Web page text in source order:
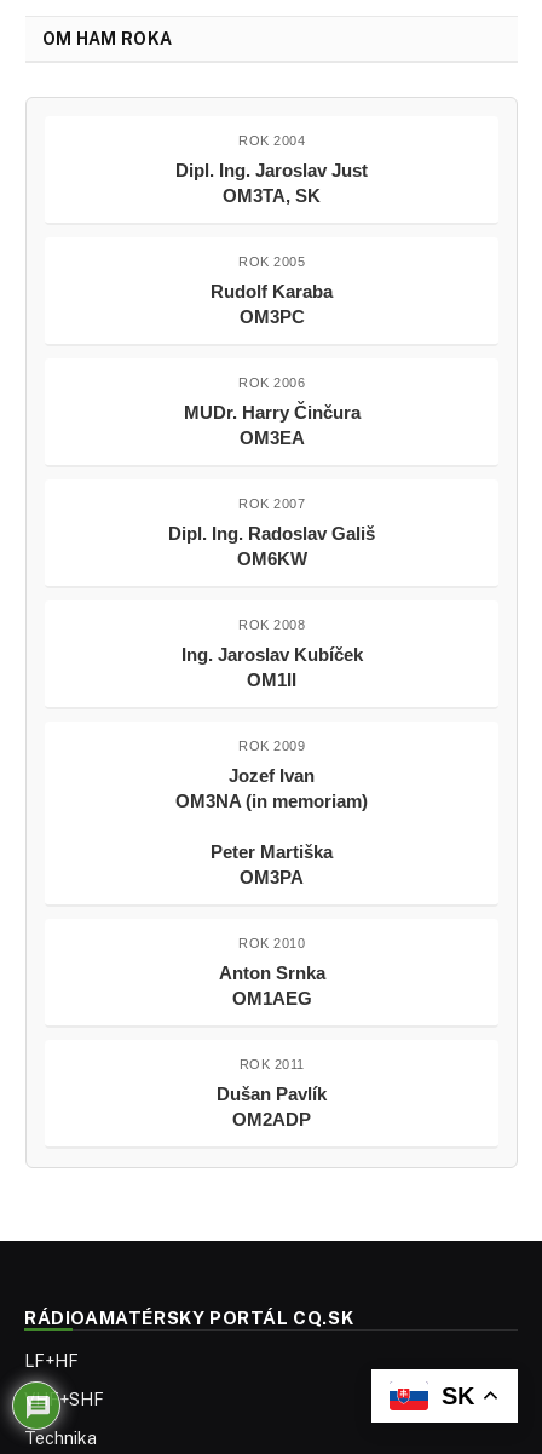
OM HAM ROKA
ROK 2004
Dipl. Ing. Jaroslav Just
OM3TA, SK
ROK 2005
Rudolf Karaba
OM3PC
ROK 2006
MUDr. Harry Činčura
OM3EA
ROK 2007
Dipl. Ing. Radoslav Gališ
OM6KW
ROK 2008
Ing. Jaroslav Kubíček
OM1II
ROK 2009
Jozef Ivan
OM3NA (in memoriam)
Peter Martiška
OM3PA
ROK 2010
Anton Srnka
OM1AEG
ROK 2011
Dušan Pavlík
OM2ADP
RÁDIOAMATÉRSKY PORTÁL CQ.SK
LF+HF
VHF+SHF
Technika
SK